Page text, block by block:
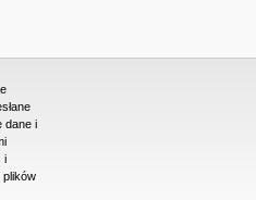
STRONY WWW: DUONET
dane i
i
plików